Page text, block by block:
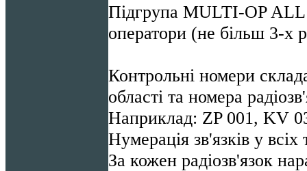
Підгрупа MULTI-OP
оператори (не більш 3-х
Контрольні номери
області та номера
Наприклад: ZP 001, KV
Нумерація зв'язків у
За кожен радіозв'язок